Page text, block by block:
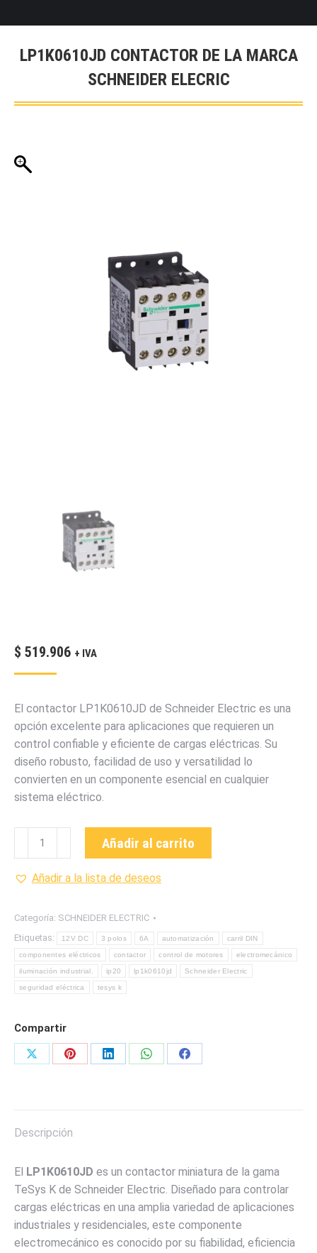
LP1K0610JD CONTACTOR DE LA MARCA
SCHNEIDER ELECRIC
$ 519.906 + IVA
El contactor LP1K0610JD de Schneider Electric es una
opción excelente para aplicaciones que requieren un
control confiable y eficiente de cargas eléctricas. Su
diseño robusto, facilidad de uso y versatilidad lo
convierten en un componente esencial en cualquier
sistema eléctrico.
LP1K0610JD
DE
SCHNEIDER
ELECRIC
cantidad
Añadir al carrito
Añadir a la lista de deseos
Categoría: SCHNEIDER ELECTRIC
Etiquetas:
12V DC 3 polos 6A automatización carril DIN
componentes eléctricos contactor control de motores electromecánico
iluminación industrial. ip20 lp1k0610jd Schneider Electric
seguridad eléctrica tesys k
Compartir
Share
Share
Share
Share
Share
Descripción
El LP1K0610JD es un contactor miniatura de la gama
TeSys K de Schneider Electric. Diseñado para controlar
cargas eléctricas en una amplia variedad de aplicaciones
industriales y residenciales, este componente
electromecánico es conocido por su fiabilidad, eficiencia